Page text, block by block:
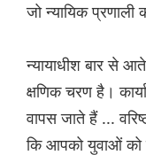
जो न्यायिक प्रणाली
न्यायाधीश बार से
क्षणिक चरण है।
वापस जाते हैं ...
कि आपको युवाओं को